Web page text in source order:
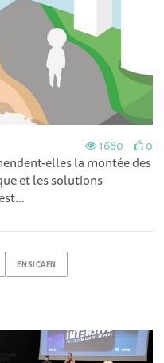
1680 0
elles la montée des
et les solutions
ENSICAEN